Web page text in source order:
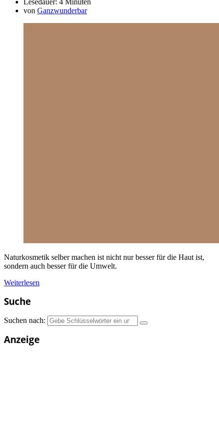
Lesedauer: 4 Minuten
von Ganzwunderbar
Naturkosmetik selber machen ist nicht nur besser für die Haut ist,
sondern auch besser für die Umwelt.
Weiterlesen
Suche
Suchen nach:
Anzeige